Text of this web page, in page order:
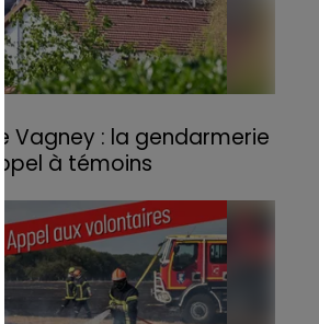
Vagney : la gendarmerie
à témoins
haie avant de se propager
avait détruit deux
contraint à l'évacuation d'une